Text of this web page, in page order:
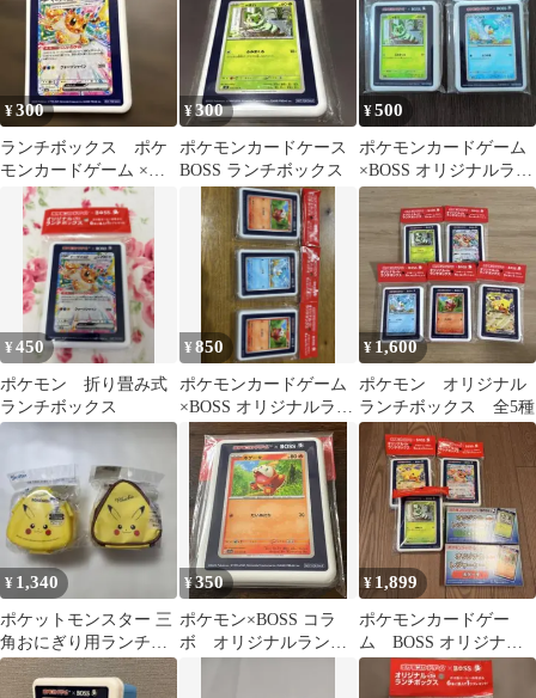
¥300
ランチボックス ポケ
モンカードゲーム ×
BOSS イーブイex
¥300
ポケモンカードケース
BOSS ランチボックス
¥500
ポケモンカードゲーム
×BOSS オリジナルラン
チボックス 2種セット
¥450
ポケモン 折り畳み式
ランチボックス
¥850
ポケモンカードゲーム
×BOSS オリジナルラン
チボックス 3種セット
¥ 1,600
ポケモン オリジナル
ランチボックス 全5種
¥ 1,340
ポケットモンスター 三
角おにぎり用ランチボ
ックス・保冷ランチバ
ッグ
¥350
ポケモン×BOSS コラ
ボ オリジナルランチ
¥ 1,899
ポケモンカードゲー
ム BOSS オリジナル
ランチボックス レジ
ャーシート